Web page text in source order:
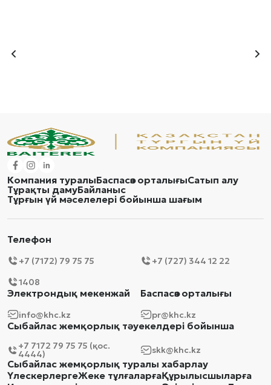
Компания туралыБаспасөз орталығыСатып алу
Тұрақты дамуБайланыс
Тұрғын үй мәселелері бойынша шағым
Телефон
+7 (7172) 79 75 75
+7 (727) 344 12 22
1408
Электрондық мекенжай
info@khc.kz
Баспасөз орталығы
pr@khc.kz
Сыбайлас жемқорлық тәуекелдері бойынша
+7 7172 79 75 75 (қос.
4444) skk@khc.kz
Сыбайлас жемқорлық туралы хабарлау
ҮлескерлергеЖеке тұлғаларғаҚұрылысшыларға